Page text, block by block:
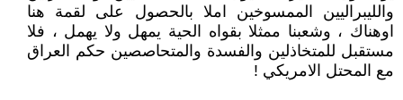
والليبراليين الممسوخين املا بالحصول على لقمة هنا
اوهناك ، وشعبنا ممثلا بقواه الحية يمهل ولا يهمل ، فلا
مستقبل للمتخاذلين والفسدة والمتحاصصين حكم العراق
مع المحتل الامريكي !